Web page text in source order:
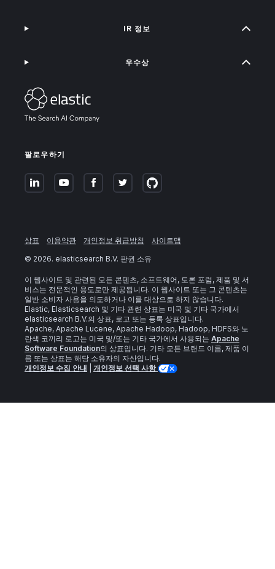
팔로우하기
IR 정보
우수상
상표 이용약관 개인정보 취급방침
사이트맵
© 2026. elasticsearch B.V. 판권 소유
이 웹사이트 및 관련된 모든 콘텐츠, 소프트웨어, 토론 포럼, 제품 및 서
비스는 전문적인 용도로만 제공됩니다. 이 웹사이트 또는 그 콘텐츠는
일반 소비자 사용을 의도하거나 이를 대상으로 하지 않습니다.
Elastic, Elasticsearch 및 기타 관련 상표는 미국 및 기타 국가에서
elasticsearch B.V.의 상표, 로고 또는 등록 상표입니다.
Apache, Apache Lucene, Apache Hadoop, Hadoop, HDFS와 노
란색 코끼리 로고는 미국 및/또는 기타 국가에서 사용되는 Apache
Software Foundation의 상표입니다. 기타 모든 브랜드 이름, 제품 이
름 또는 상표는 해당 소유자의 자산입니다.
개인정보 수집 안내
개인정보 선택 사항